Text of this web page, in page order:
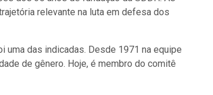
relevante na luta em defesa dos
uma das indicadas. Desde 1971 na equipe
de gênero. Hoje, é membro do comitê